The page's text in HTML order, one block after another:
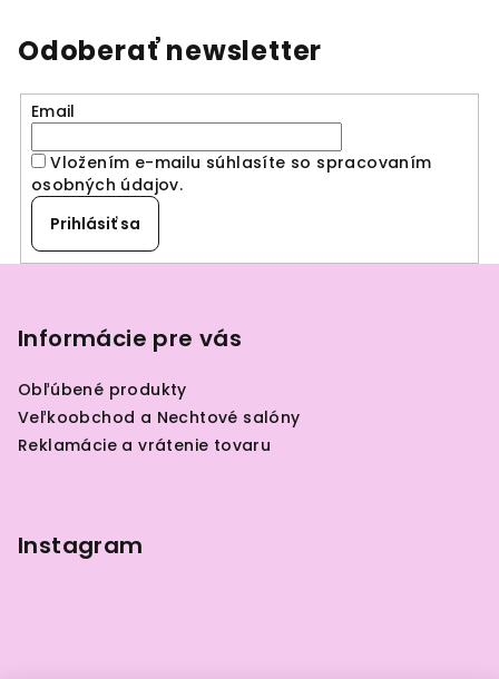
Odoberať newsletter
Email
Vložením e-mailu súhlasíte so spracovaním
osobných údajov.
Prihlásiť sa
Informácie pre vás
Obľúbené produkty
Veľkoobchod a Nechtové salóny
Reklamácie a vrátenie tovaru
Instagram